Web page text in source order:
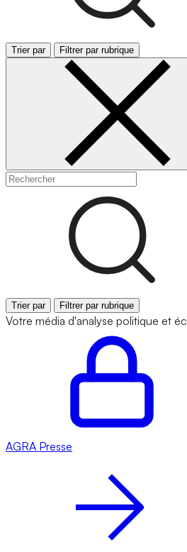
Trier par Filtrer par rubrique
Trier par Filtrer par rubrique
Votre média d'analyse politique et
AGRA Presse